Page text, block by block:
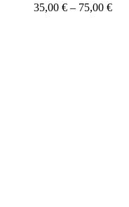
35,00 € – 75,00 €Price